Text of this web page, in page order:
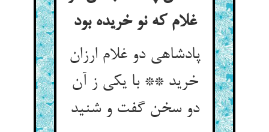
غلام که نو خریده بود
پادشاهی دو غلام ارزان
خرید ** با یکی ز آن
دو سخن گفت و شنید